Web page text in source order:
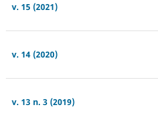
v. 15 (2021)
v. 14 (2020)
v. 13 n. 3 (2019)